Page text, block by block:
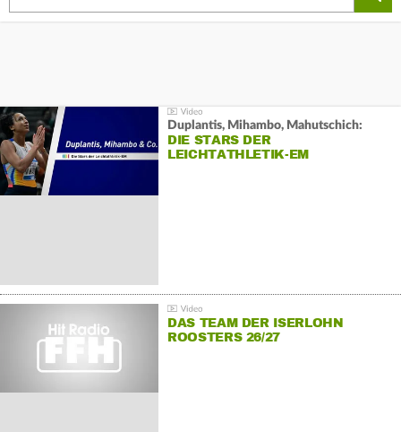
Duplantis, Mihambo, Mahutschich:
DIE STARS DER
LEICHTATHLETIK-EM
DAS TEAM DER ISERLOHN
ROOSTERS 26/27